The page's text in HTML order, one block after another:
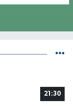
21:30